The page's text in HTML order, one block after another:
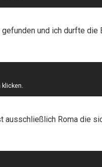
und ich durfte die
klicken.
ausschließlich Roma die